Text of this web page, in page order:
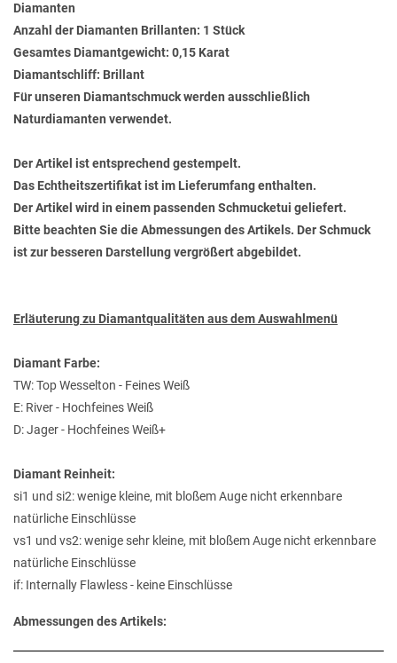
Diamanten
Anzahl der Diamanten Brillanten: 1 Stück
Gesamtes Diamantgewicht: 0,15 Karat
Diamantschliff: Brillant
Für unseren Diamantschmuck werden ausschließlich
Naturdiamanten verwendet.
Der Artikel ist entsprechend gestempelt.
Das Echtheitszertifikat ist im Lieferumfang enthalten.
Der Artikel wird in einem passenden Schmucketui geliefert.
Bitte beachten Sie die Abmessungen des Artikels. Der Schmuck
ist zur besseren Darstellung vergrößert abgebildet.
Erläuterung zu Diamantqualitäten aus dem Auswahlmenü
Diamant Farbe:
TW: Top Wesselton - Feines Weiß
E: River - Hochfeines Weiß
D: Jager - Hochfeines Weiß+
Diamant Reinheit:
si1 und si2: wenige kleine, mit bloßem Auge nicht erkennbare
natürliche Einschlüsse
vs1 und vs2: wenige sehr kleine, mit bloßem Auge nicht erkennbare
natürliche Einschlüsse
if: Internally Flawless - keine Einschlüsse
Abmessungen des Artikels: